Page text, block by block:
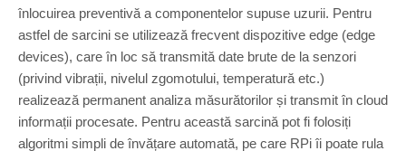
înlocuirea preventivă a componentelor supuse uzurii. Pentru
astfel de sarcini se utilizează frecvent dispozitive edge (edge
devices), care în loc să transmită date brute de la senzori
(privind vibrații, nivelul zgomotului, temperatură etc.)
realizează permanent analiza măsurătorilor și transmit în cloud
informații procesate. Pentru această sarcină pot fi folosiți
algoritmi simpli de învățare automată, pe care RPi îi poate rula